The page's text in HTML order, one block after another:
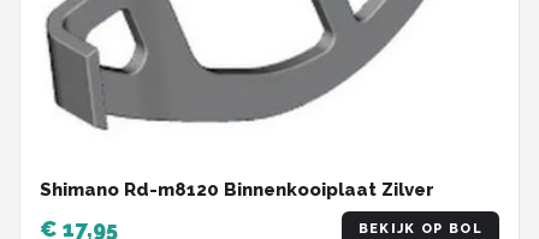
Shimano Rd-m8120 Binnenkooiplaat Zilver
€ 17,95 BEKIJK OP BOL